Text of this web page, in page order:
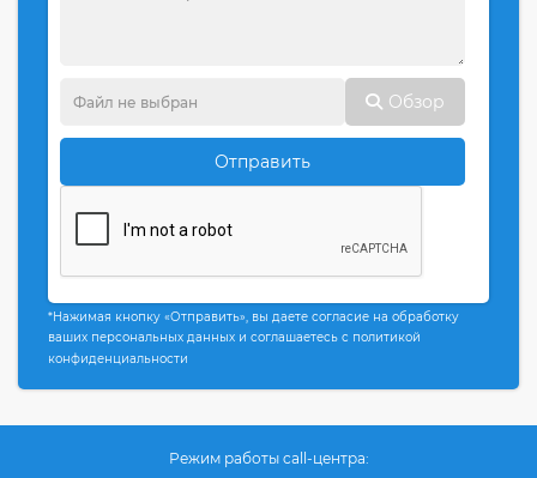
Обзор
Отправить
*Нажимая кнопку «Отправить», вы даете согласие на обработку
ваших персональных данных и соглашаетесь с политикой
конфиденциальности
Режим работы call-центра: